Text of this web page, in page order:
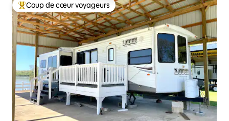
Coups de cœur voyageurs les plus appréciés
Coup de cœur voyageurs